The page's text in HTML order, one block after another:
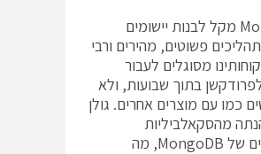
"MongoDB מקל לבנות יישומים
פשוטים, מהירים ורבי
מסוגלים לעבור
בתוך שבועות, ולא
כמו עם מוצרים אחרים. גולן
מהסקאלביליות
ומהביצועים של MongoDB, מה